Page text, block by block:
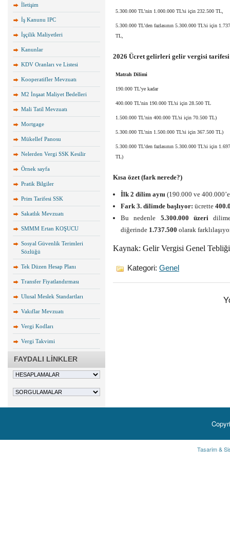
İletişim
İş Kanunu IPC
İşçilik Maliyetleri
Kanunlar
KDV Oranları ve Listesi
Kooperatifler Mevzuatı
M2 İnşaat Maliyet Bedelleri
Mali Tatil Mevzuatı
Mortgage
Mükellef Panosu
Nelerden Vergi SSK Kesilir
Örnek sayfa
Pratik Bilgiler
Prim Tarifesi SSK
Sakatlık Mevzuatı
SMMM Ertan KOŞUCU
Sosyal Güvenlik Terimleri
Sözlüğü
Tek Düzen Hesap Planı
Transfer Fiyatlandırması
Ulusal Meslek Standartları
Vakıflar Mevzuatı
Vergi Kodları
Vergi Takvimi
FAYDALI LİNKLER
5.300.000 TL’nin 1.000.000 TL’si için 232.500 TL,
5.300.000 TL’den fazlasının 5.300.000 TL’si için
TL,
2026 Ücret gelirleri gelir vergisi tarifesi
Matrah Dilimi
190.000 TL’ye kadar
400.000 TL’nin 190.000 TL’si için 28.500 TL
1.500.000 TL’nin 400.000 TL’si için 70.500 TL)
5.300.000 TL’nin 1.500.000 TL’si için 367.500 TL)
5.300.000 TL’den fazlasının 5.300.000 TL’si için
TL)
Kısa özet (fark nerede?)
İlk 2 dilim aynı (190.000 ve
Fark 3. dilimde başlıyor: ücrette
Bu nedenle 5.300.000 üzeridilime
diğerinde 1.737.500 olarak
Kaynak: Gelir Vergisi Genel
Kategori: Genel
Tasarim &